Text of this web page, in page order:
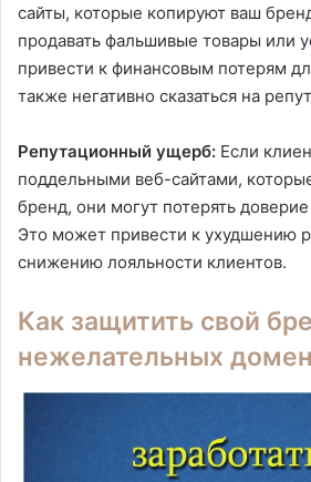
сайты, которые копируют ваш
продавать фальшивые товары или
привести к финансовым потерям
также негативно сказаться на
Репутационный ущерб: Если
поддельными веб-сайтами,
бренд, они могут потерять
Это может привести к ухудшению
снижению лояльности клиентов.
Как защитить свой
нежелательных